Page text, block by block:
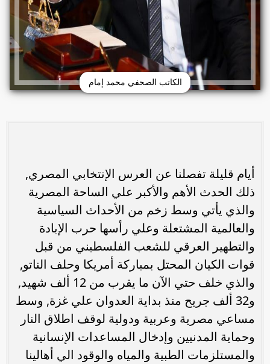
الكاتب الصحفي محمد إمام
أيام قليلة تفصلنا عن العرس الإنتخابي المصري,
ذلك الحدث الأهم والأكبر علي الساحة المصرية
والذي يأتي وسط زخم من الأحداث السياسية
والعالمية المشتعلة وعلي رأسها حرب الإبادة
والتطهير العرقي للشعب الفلسطيني من قبل
قوات الكيان المحتل بمباركة أمريكا وحلف الناتو,
والذي خلف حتي الآن ما يقرب من 12 ألف شهيد,
و32 ألف جريح منذ بداية العدوان علي غزة, وسط
مساعي مصرية وعربية ودولية لوقف اطلاق النار
وحماية المدنيين وإدخال المساعدات الإنسانية
والمستلزمات الطبية والمياه والوقود الي أهالينا